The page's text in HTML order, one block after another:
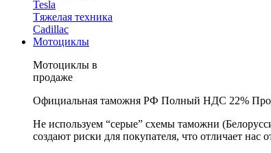
Tesla
Tяжелая техника
Cadillac
Мотоциклы
Мотоциклы в
продаже
Официальная таможня РФ Полный НДС 22%
Не используем “серые” схемы таможни
создают риски для покупателя, что отличает нас